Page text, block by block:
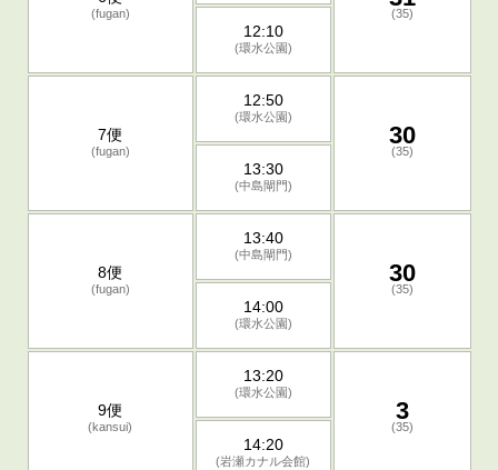
(fugan) (35)
12:10
(環水公園)
7便
(fugan)
12:50
(環水公園)
30
(35)
13:30
(中島閘門)
8便
(fugan)
13:40
(中島閘門)
30
(35)
14:00
(環水公園)
9便
(kansui)
13:20
(環水公園)
3
(35)
14:20
(岩瀬カナル会館)